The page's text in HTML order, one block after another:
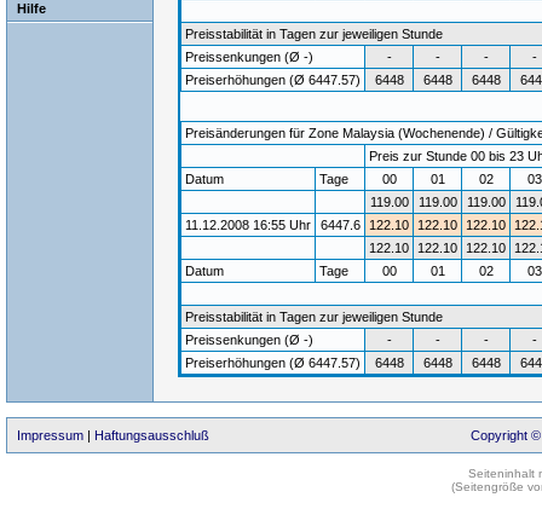
Hilfe
Preisstabilität in Tagen zur jeweiligen Stunde
Preissenkungen (Ø -)
- - -
-
Preiserhöhungen (Ø 6447.57)
6448 6448 6448
Preisänderungen für Zone Malaysia (Wochenende) /
Preis zur Stunde 00 bis 23
Datum
Tage 00 01 02
119.00
119.00 119.00
11.12.2008 16:55 Uhr
6447.6 122.10 122.10 122.10
122.10
122.10 122.10
Datum
Tage 00 01 02
Preisstabilität in Tagen zur jeweiligen Stunde
Preissenkungen (Ø -)
- - -
-
Preiserhöhungen (Ø 6447.57)
6448 6448 6448
Impressum | Haftungsausschluß Copyright ©
Seiteninhalt
(Seitengröße